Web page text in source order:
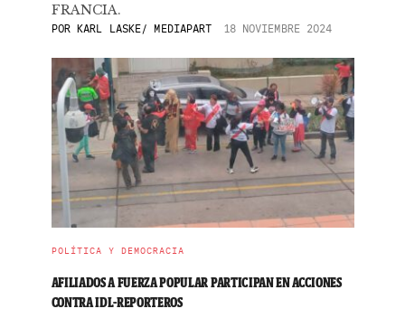
FRANCIA.
PORKARL LASKE/ MEDIAPART 18 NOVIEMBRE 2024
POLÍTICA Y DEMOCRACIA
AFILIADOS A FUERZA POPULAR PARTICIPAN EN ACCIONES
CONTRA IDL-REPORTEROS